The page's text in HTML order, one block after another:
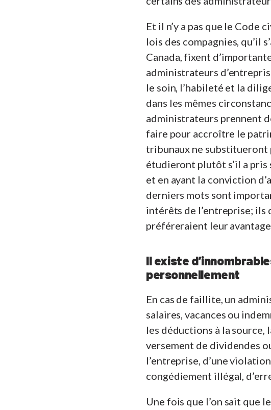
Et il n’y a pas que le
lois des compagnies, qu’il
Canada, fixent
administrateurs
le soin, l’habileté et la
dans les mêmes
administrateurs prennent
faire pour accroître le
tribunaux ne substitueront
étudieront plutôt s’il a pris
et en ayant la conviction
derniers mots sont
intérêts de l’entreprise;
préféreraient leur
Il existe
personnellement
En cas de faillite, un
salaires, vacances ou
les déductions à la source,
versement de dividendes
l’entreprise, d’une
congédiement illégal,
Une fois que l’on sait que